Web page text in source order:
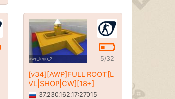
awp_lego_2 5/32
[v34][AWP]FULL ROOT[L
VL|SНОР|CW][18+]
37.230.162.17:27015